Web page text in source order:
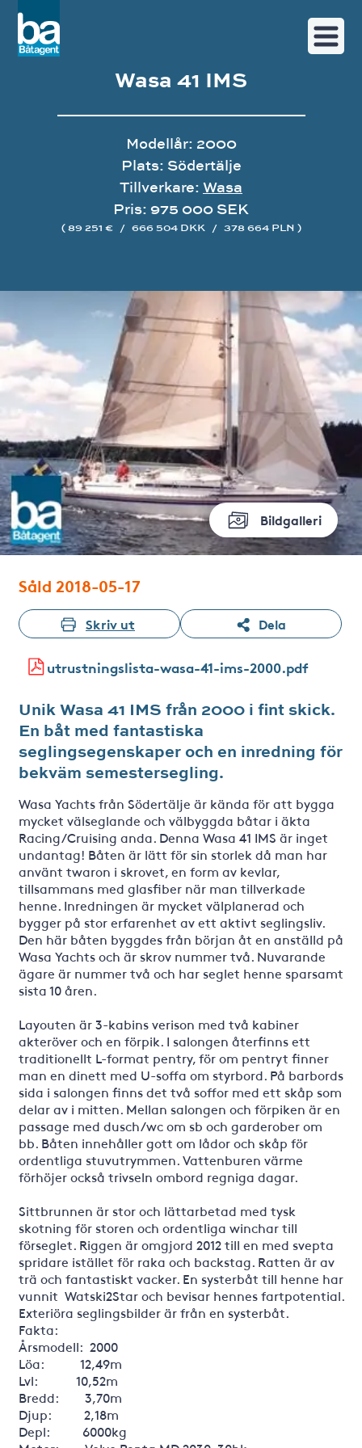
Bildgalleri
Wasa 41 IMS
Modellår: 2000
Plats: Södertälje
Tillverkare: Wasa
Pris: 975 000 SEK
( 89 251 € / 666 504 DKK / 378 664 PLN )
Såld 2018-05-17
Skriv ut Dela
utrustningslista-wasa-41-ims-2000.pdf
Unik Wasa 41 IMS från 2000 i fint skick.
En båt med fantastiska
seglingsegenskaper och en inredning för
bekväm semestersegling.
Wasa Yachts från Södertälje är kända för att bygga
mycket välseglande och välbyggda båtar i äkta
Racing/Cruising anda. Denna Wasa 41 IMS är inget
undantag! Båten är lätt för sin storlek då man har
använt twaron i skrovet, en form av kevlar,
tillsammans med glasfiber när man tillverkade
henne. Inredningen är mycket välplanerad och
bygger på stor erfarenhet av ett aktivt seglingsliv.
Den här båten byggdes från början åt en anställd på
Wasa Yachts och är skrov nummer två. Nuvarande
ägare är nummer två och har seglet henne sparsamt
sista 10 åren.
Layouten är 3-kabins verison med två kabiner
akteröver och en förpik. I salongen återfinns ett
traditionellt L-format pentry, för om pentryt finner
man en dinett med U-soffa om styrbord. På barbords
sida i salongen finns det två soffor med ett skåp som
delar av i mitten. Mellan salongen och förpiken är en
passage med dusch/wc om sb och garderober om
bb. Båten innehåller gott om lådor och skåp för
ordentliga stuvutrymmen. Vattenburen värme
förhöjer också trivseln ombord regniga dagar.
Sittbrunnen är stor och lättarbetad med tysk
skotning för storen och ordentliga winchar till
förseglet. Riggen är omgjord 2012 till en med svepta
spridare istället för raka och backstag. Ratten är av
trä och fantastiskt vacker. En systerbåt till henne har
vunnit Watski2Star och bevisar hennes fartpotential.
Exteriöra seglingsbilder är från en systerbåt.
Fakta:
Årsmodell: 2000
Löa: 12,49m
Lvl: 10,52m
Bredd: 3,70m
Djup: 2,18m
Depl: 6000kg